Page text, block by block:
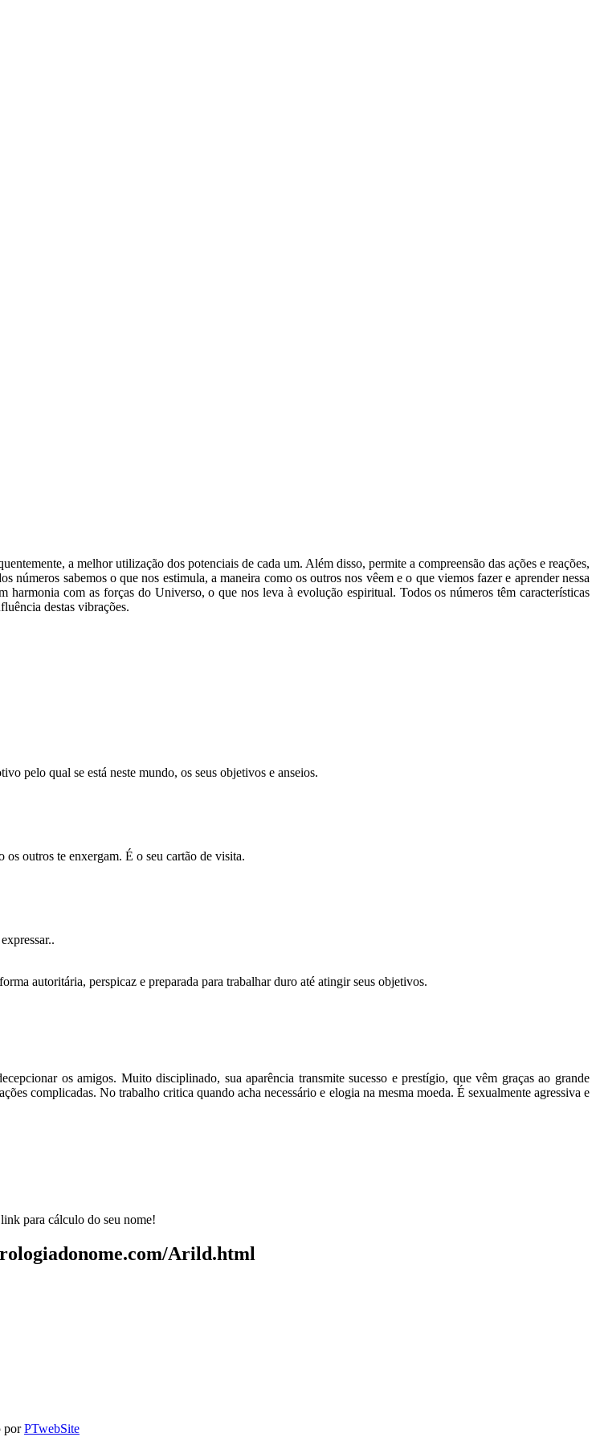
a melhor utilização dos potenciais de cada um. Além disso, permite a compreensão das ações e reações,
números sabemos o que nos estimula, a maneira como os outros nos vêem e o que viemos fazer e aprender nessa
com as forças do Universo, o que nos leva à evolução espiritual. Todos os números têm características
destas vibrações.
pelo qual se está neste mundo, os seus objetivos e anseios.
outros te enxergam. É o seu cartão de visita.
autoritária, perspicaz e preparada para trabalhar duro até atingir seus objetivos.
os amigos. Muito disciplinado, sua aparência transmite sucesso e prestígio, que vêm graças ao grande
complicadas. No trabalho critica quando acha necessário e elogia na mesma moeda. É sexualmente agressiva e
para cálculo do seu nome!
Arild.html
porPTwebSite